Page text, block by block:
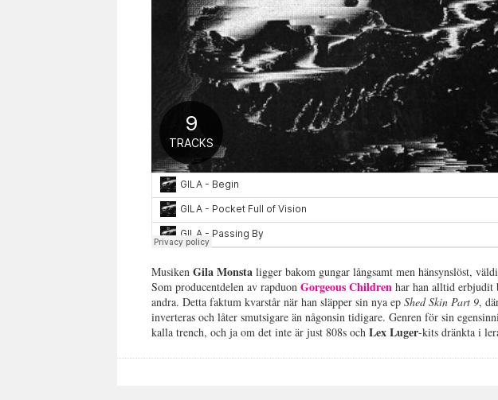
MusikenGila Monsta ligger bakom gungar långsamt men hänsynslöst,
Som producentdelen av rapduonGorgeous Children har han alltid erbjudit
andra. Detta faktum kvarstår när han släpper sin nya epShed Skin Part 9,
inverteras och låter smutsigare än någonsin tidigare. Genren för sin
kalla trench, och ja om det inte är just 808s ochLex Luger-kits dränkta i